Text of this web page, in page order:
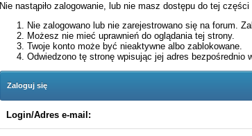
Nie nastąpiło zalogowanie, lub nie masz dostępu do tej
Nie zalogowano lub nie zarejestrowano się na forum.
Możesz nie mieć uprawnień do oglądania tej strony.
Twoje konto może być nieaktywne albo zablokowane.
Odwiedzono tę stronę wpisując jej adres
Zaloguj się
Login/Adres e-mail: